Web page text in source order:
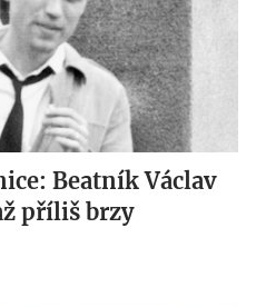
Beatník Václav
příliš brzy